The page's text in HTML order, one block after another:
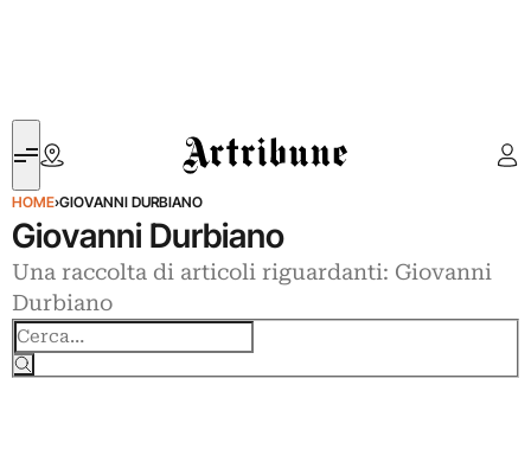
Artribune
HOME›GIOVANNI DURBIANO
Giovanni Durbiano
Una raccolta di articoli riguardanti: Giovanni
Durbiano